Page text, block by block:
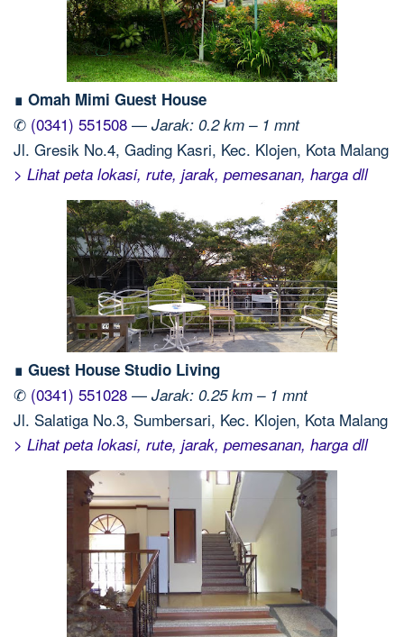
∎ Omah Mimi Guest House
✆ (0341) 551508 — Jarak: 0.2 km – 1 mnt
Jl. Gresik No.4, Gading Kasri, Kec. Klojen, Kota Malang
> Lihat peta lokasi, rute, jarak, pemesanan, harga dll
∎ Guest House Studio Living
✆ (0341) 551028 — Jarak: 0.25 km – 1 mnt
Jl. Salatiga No.3, Sumbersari, Kec. Klojen, Kota Malang
> Lihat peta lokasi, rute, jarak, pemesanan, harga dll